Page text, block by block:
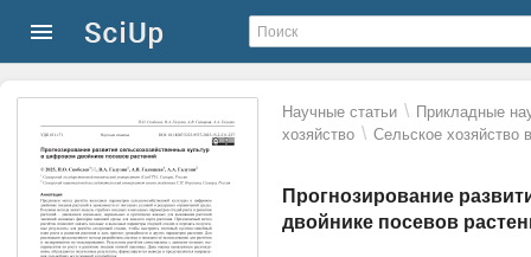
Научные статьи \ Прикладные
хозяйство \ Сельское хозяйство
Прогнозирование
двойнике посевов